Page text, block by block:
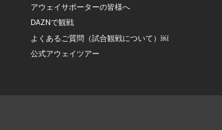
アウェイサポーターの皆様へ
DAZNで観戦
よくあるご質問（試合観戦について）￼
公式アウェイツアー